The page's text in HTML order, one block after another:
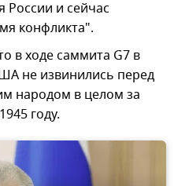
России и сейчас
конфликта".
в ходе саммита G7 в
не извинились перед
народом в целом за
году.